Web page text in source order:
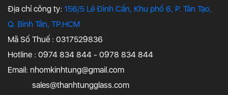
Địa chỉ công ty: 156/5 Lê Đình Cẩn, Khu phố 6, P. Tân Tạo,
Q. Bình Tân, TP.HCM
Mã Số Thuế : 0317529836
Hotline : 0974 834 844 - 0978 834 844
Email: nhomkinhtung@gmail.com
sales@thanhtungglass.com